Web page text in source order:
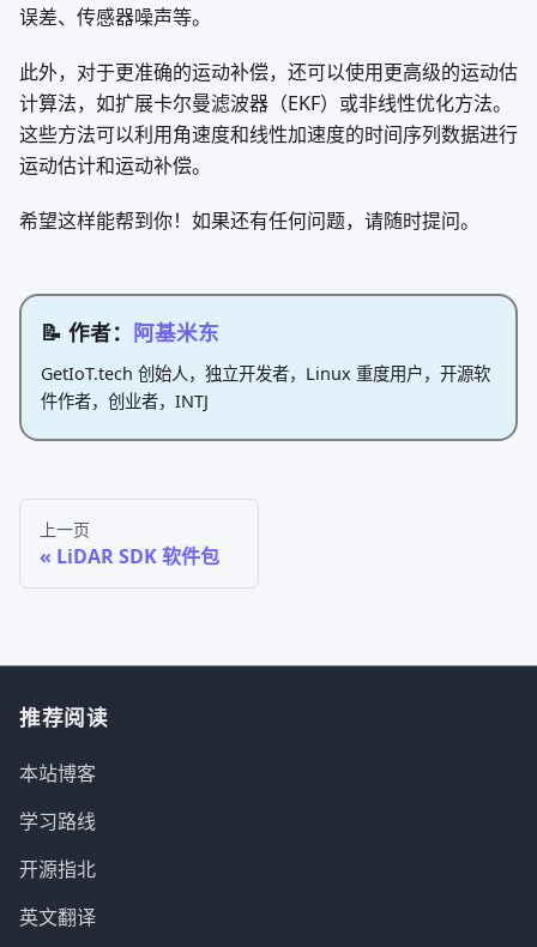
误差、传感器噪声等。
此外，对于更准确的运动补偿，还可以使用更高级的运动估
计算法，如扩展卡尔曼滤波器（EKF）或非线性优化方法。
这些方法可以利用角速度和线性加速度的时间序列数据进行
运动估计和运动补偿。
希望这样能帮到你！如果还有任何问题，请随时提问。
📝 作者： 阿基米东
GetIoT.tech 创始人，独立开发者，Linux 重度用户，开源软
件作者，创业者，INTJ
上一页
LiDAR SDK 软件包
推荐阅读
本站博客
学习路线
开源指北
英文翻译